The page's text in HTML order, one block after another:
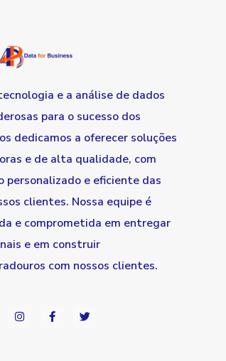
e a análise de dados
para o sucesso dos
dedicamos a oferecer soluções
e de alta qualidade, com
personalizado e eficiente das
clientes. Nossa equipe é
e comprometida em entregar
e em construir
com nossos clientes.